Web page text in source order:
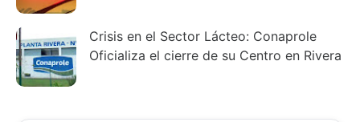
Crisis en el Sector Lácteo: Conaprole
Oficializa el cierre de su Centro en Rivera